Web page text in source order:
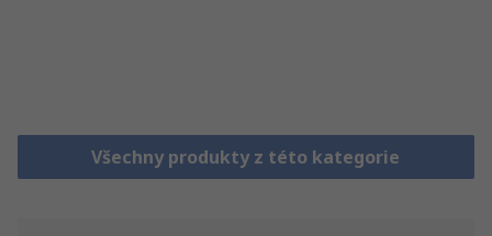
Všechny produkty z této kategorie